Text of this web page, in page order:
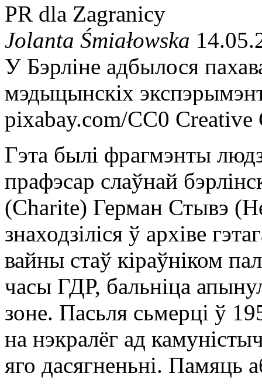
PR dla Zagranicy
Jolanta Śmiałowska
У Бэрліне адбылося
мэдыцынскіх
pixabay.com/CC0 Creative
Гэта былі фрагмэнты
прафэсар слаўнай
(Charite) Герман Стывэ
знаходзіліся ў архіве
вайны стаў кіраўніком
часы ГДР, бальніца
зоне. Пасьля сьмерці ў
на нэкралёг ад
яго дасягненьні. Памяць